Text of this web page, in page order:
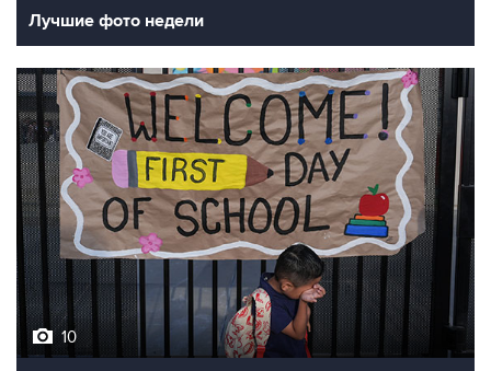
Лучшие фото недели
10